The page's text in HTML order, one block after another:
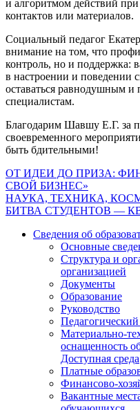
и алгоритмом действий
контактов или материалов.
Социальный педагог
внимание на том, что
контроль, но и поддержка:
в настроении и поведении
оставаться равнодушным и
специалистам.
Благодарим Шавшу Е.Г. за
своевременного
быть бдительными!
Навигация
по
записям
ОТ ИДЕИ ДО ПРИЗА:
СВОЙ БИЗНЕС»
НАУКА, ТЕХНИКА,
БИТВА СТУДЕНТОВ —
Сведения об
Основные
Структура и
организацией
Документы
Образование
Руководство
Педагогический
Материально-
оснащенность
Доступная среда
Платные
Финансово-
Вакантные